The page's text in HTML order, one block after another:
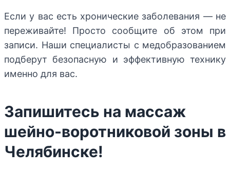
Если у вас есть хронические заболевания — не
переживайте! Просто сообщите об этом при
записи. Наши специалисты с медобразованием
подберут безопасную и эффективную технику
именно для вас.
Запишитесь на массаж
шейно-воротниковой зоны в
Челябинске!